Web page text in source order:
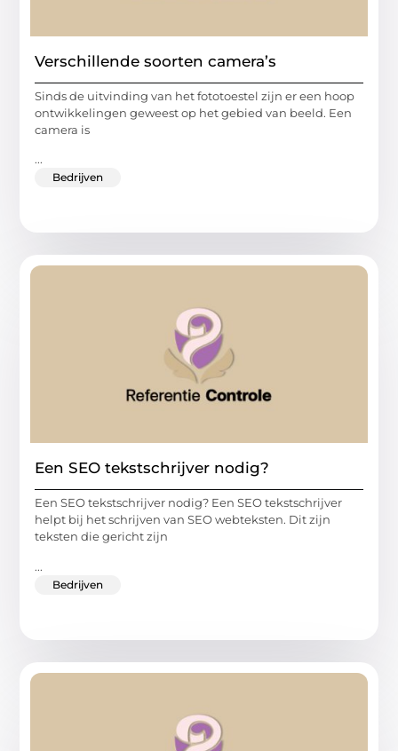
Verschillende soorten camera’s
Sinds de uitvinding van het fototoestel zijn er een hoop
ontwikkelingen geweest op het gebied van beeld. Een
camera is
...
Bedrijven
Een SEO tekstschrijver nodig?
Een SEO tekstschrijver nodig? Een SEO tekstschrijver
helpt bij het schrijven van SEO webteksten. Dit zijn
teksten die gericht zijn
...
Bedrijven